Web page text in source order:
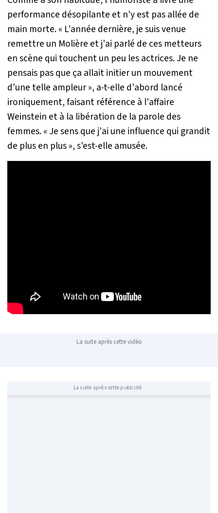
performance désopilante et n'y est pas allée de
main morte.« L'année dernière, je suis venue
remettre un Molière et j'ai parlé de ces metteurs
en scène qui touchent un peu les actrices. Je ne
pensais pas que ça allait initier un mouvement
d'une telle ampleur », a-t-elle d'abord lancé
ironiquement, faisant référence à l'affaire
Weinstein et à la libération de la parole des
femmes.« Je sens que j'ai une influence qui grandit
de plus en plus », s'est-elle amusée.
La suite après cette vidéo
La suite après cette publicité